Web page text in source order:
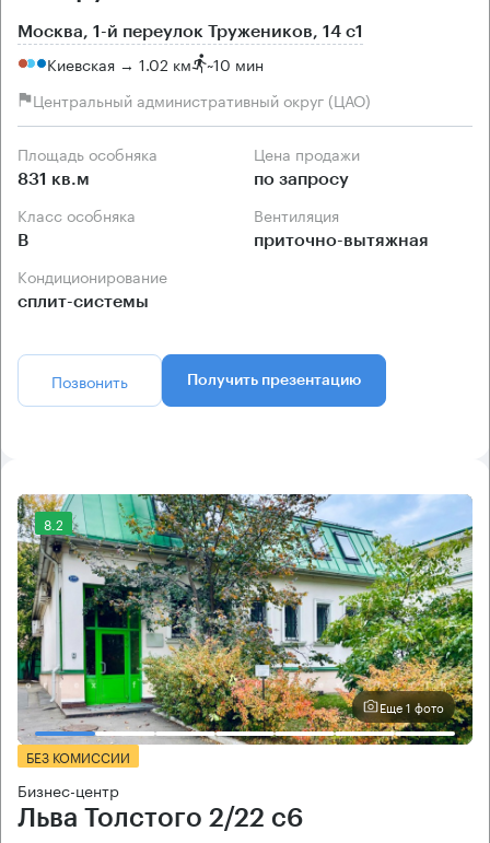
Москва, 1-й переулок Тружеников, 14 с1
Киевская → 1.02 км ~10 мин
Центральный административный округ (ЦАО)
Площадь особняка
831 кв.м
Цена продажи
по запросу
Класс особняка
B
Вентиляция
приточно-вытяжная
Кондиционирование
сплит-системы
Позвонить Получить презентацию
8.2
Еще 1 фото
БЕЗ КОМИССИИ
Бизнес-центр
Льва Толстого 2/22 с6